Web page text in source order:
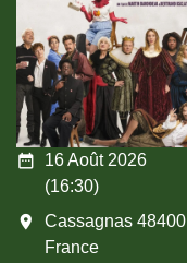
date_range
16 Août 2026
(16:30)
room
Cassagnas 48400
France